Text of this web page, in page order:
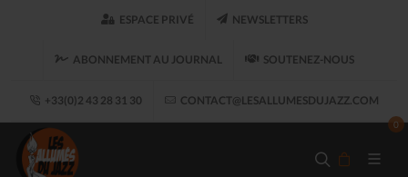
ESPACE PRIVÉ NEWSLETTERS
ABONNEMENT AU JOURNAL SOUTENEZ-NOUS
+33(0)2 43 28 31 30 CONTACT@LESALLUMESDUJAZZ.COM
0